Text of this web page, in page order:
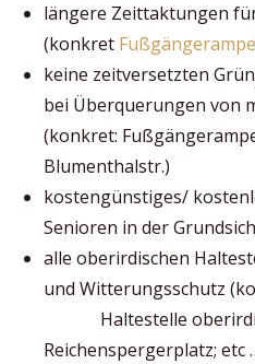
längere Zeittaktungen
(konkret
keine zeitversetzten
bei Überquerungen von
(konkret:
Blumenthalstr.)
kostengünstiges/
Senioren in der
alle oberirdischen
und Witterungsschutz
Haltestelle
Reichenspergerplatz; etc